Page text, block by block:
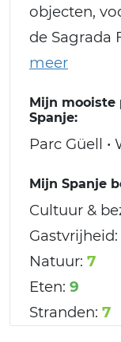
objecten,
de Sagrada
Mijn
Spanje:
Parc Güell •
Mijn Spanje
Cultuur &
Gastvrijheid:
Natuur: 7
Eten: 9
Stranden: 7